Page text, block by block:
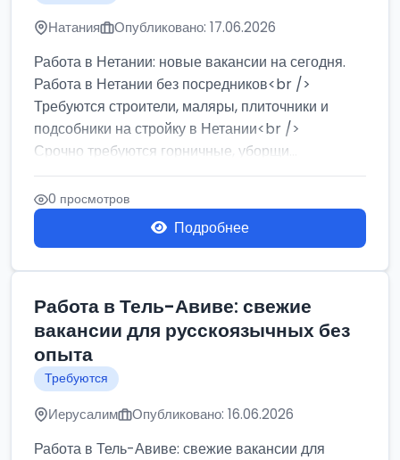
Натания Опубликовано: 17.06.2026
Работа в Нетании: новые вакансии на сегодня.
Работа в Нетании без посредников<br />
Требуются строители, маляры, плиточники и
подсобники на стройку в Нетании<br />
Срочно требуются горничные, уборщи...
0 просмотров
Подробнее
Работа в Тель-Авиве: свежие
вакансии для русскоязычных без
опыта
Требуются
Иерусалим Опубликовано: 16.06.2026
Работа в Тель-Авиве: свежие вакансии для